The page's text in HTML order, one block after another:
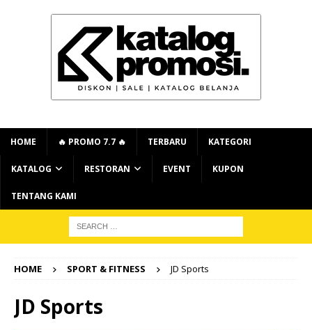
HOME 🔥 PROMO 7.7 🔥 TERBARU KATEGORI
KATALOG RESTORAN EVENT KUPON
TENTANG KAMI
HOME SPORT & FITNESS JD Sports
JD Sports